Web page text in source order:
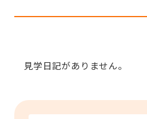
見学日記がありません。